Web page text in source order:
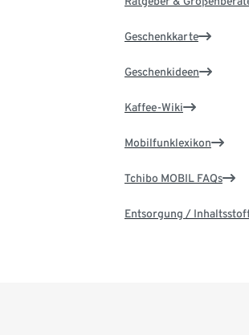
Geschenkkarte
Geschenkideen
Kaffee-Wiki
Mobilfunklexikon
Tchibo MOBIL FAQs
Entsorgung /